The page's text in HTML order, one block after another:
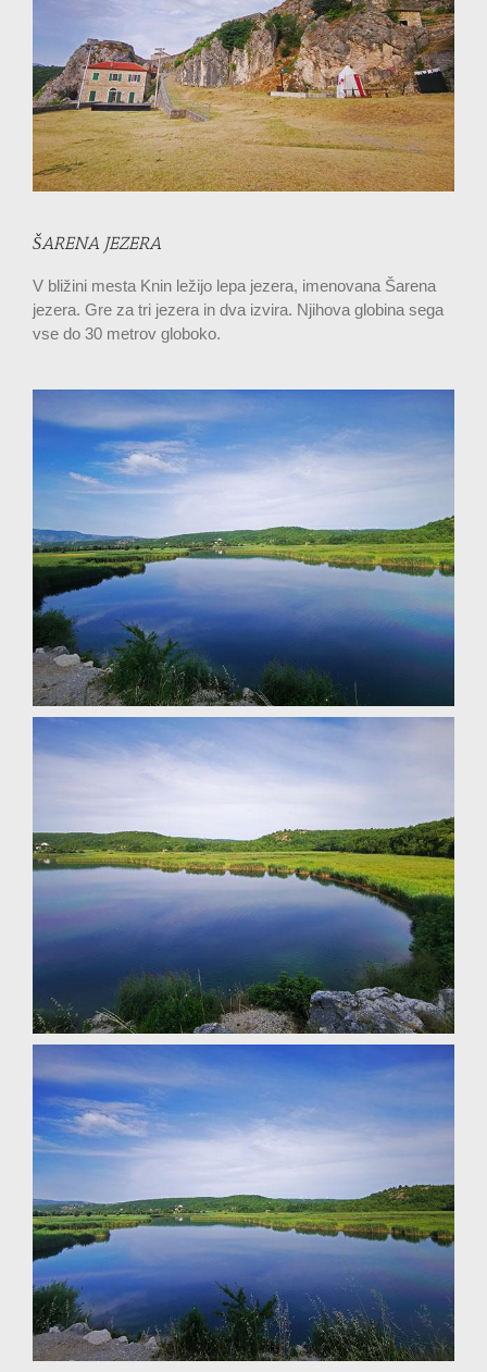
ŠARENA JEZERA
V bližini mesta Knin ležijo lepa jezera, imenovana Šarena
jezera. Gre za tri jezera in dva izvira. Njihova globina sega
vse do 30 metrov globoko.